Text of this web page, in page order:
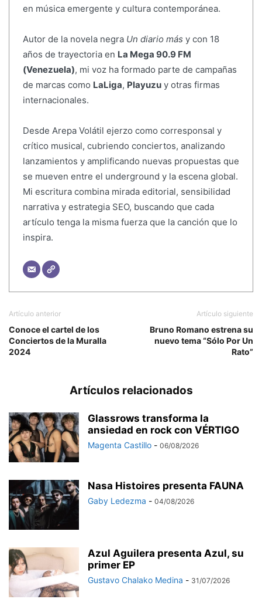
en música emergente y cultura contemporánea.
Autor de la novela negra Un diario más y con 18
años de trayectoria en La Mega 90.9 FM
(Venezuela), mi voz ha formado parte de campañas
de marcas como LaLiga, Playuzuy otras firmas
internacionales.
Desde Arepa Volátil ejerzo como corresponsal y
crítico musical, cubriendo conciertos, analizando
lanzamientos y amplificando nuevas propuestas que
se mueven entre el underground y la escena global.
Mi escritura combina mirada editorial, sensibilidad
narrativa y estrategia SEO, buscando que cada
artículo tenga la misma fuerza que la canción que lo
inspira.
Artículo anterior
Conoce el cartel de los
Conciertos de la Muralla
2024
Artículo siguiente
Bruno Romano estrena su
nuevo tema “Sólo Por Un
Rato”
Artículos relacionados
Glassrows transforma la
ansiedad en rock con VÉRTIGO
Magenta Castillo - 06/08/2026
Nasa Histoires presenta FAUNA
Gaby Ledezma - 04/08/2026
Azul Aguilera presenta Azul, su
primer EP
Gustavo Chalako Medina - 31/07/2026